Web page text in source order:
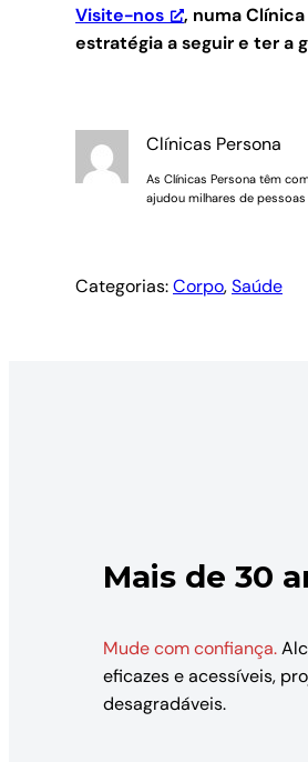
Visite-nos
, numa
estratégia a seguir e ter a
Clínicas Persona
As Clínicas Persona têm
ajudou milhares de
Categorias:Corpo, Saúde
Mais de 30
Mude com confiança.
eficazes e acessíveis,
desagradáveis.